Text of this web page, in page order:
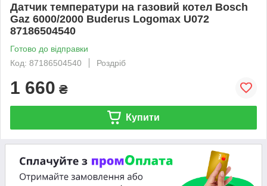
Датчик температури на газовий котел Bosch
Gaz 6000/2000 Buderus Logomax U072
87186504540
Готово до відправки
Код: 87186504540
Роздріб
1 660 ₴
Купити